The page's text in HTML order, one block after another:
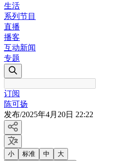
生活
系列节目
直播
播客
互动新闻
专题
订阅
陈可扬
发布/2025年4月20日 22:22
小 标准 中 大